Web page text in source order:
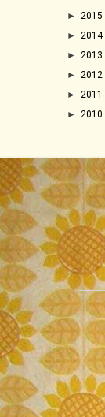
► 2015
► 2014
► 2013
► 2012
► 2011
► 2010